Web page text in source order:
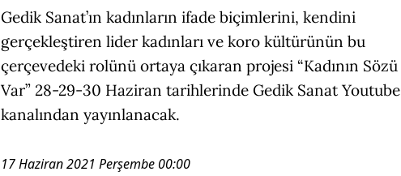
Gedik Sanat’ın kadınların ifade biçimlerini, kendini
gerçekleştiren lider kadınları ve koro kültürünün bu
çerçevedeki rolünü ortaya çıkaran projesi “Kadının Sözü
Var” 28-29-30 Haziran tarihlerinde Gedik Sanat Youtube
kanalından yayınlanacak.
17 Haziran 2021 Perşembe 00:00